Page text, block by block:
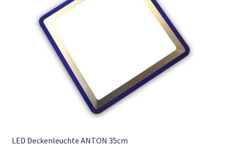
LED Deckenleuchte ANTON 35cm